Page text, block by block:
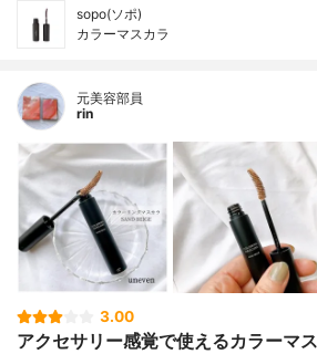
sopo(ソポ)
カラーマスカラ
元美容部員
rin
3.00
アクセサリー感覚で使えるカラーマ